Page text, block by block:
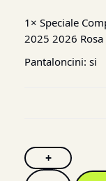
1× Speciale
2025 2026 Rosa
Pantaloncini: si
+